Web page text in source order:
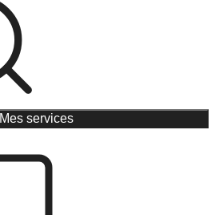
Mes services